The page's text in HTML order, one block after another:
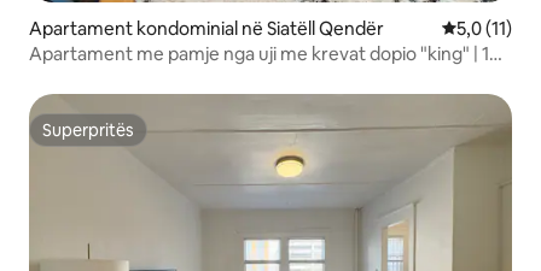
Apartament kondominial në Siatëll Qendër Vlerësimi
5,0 (11)
Apartament me pamje nga uji me krevat dopio "king" | 1
Superpritës
Superpritës